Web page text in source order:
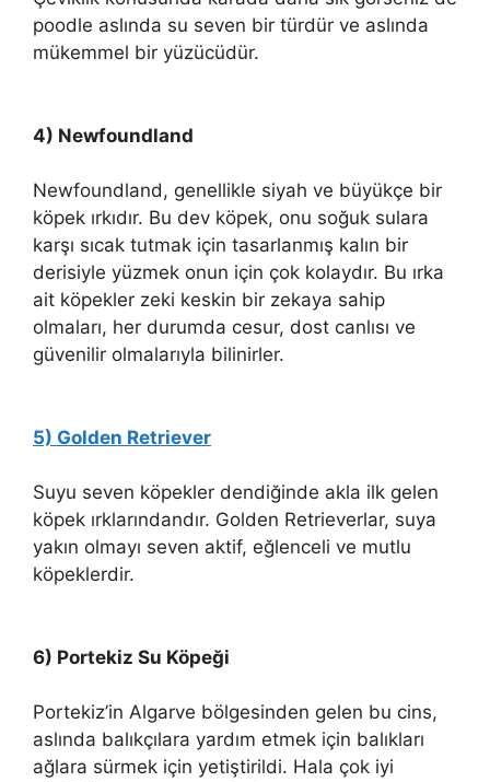
poodle aslında su seven bir türdür ve aslında
mükemmel bir yüzücüdür.
4) Newfoundland
Newfoundland, genellikle siyah ve büyükçe bir
köpek ırkıdır. Bu dev köpek, onu soğuk sulara
karşı sıcak tutmak için tasarlanmış kalın bir
derisiyle yüzmek onun için çok kolaydır. Bu ırka
ait köpekler zeki keskin bir zekaya sahip
olmaları, her durumda cesur, dost canlısı ve
güvenilir olmalarıyla bilinirler.
5) Golden Retriever
Suyu seven köpekler dendiğinde akla ilk gelen
köpek ırklarındandır. Golden Retrieverlar, suya
yakın olmayı seven aktif, eğlenceli ve mutlu
köpeklerdir.
6) Portekiz Su Köpeği
Portekiz’in Algarve bölgesinden gelen bu cins,
aslında balıkçılara yardım etmek için balıkları
ağlara sürmek için yetiştirildi. Hala çok iyi